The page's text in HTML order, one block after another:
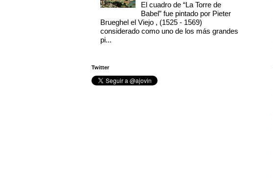
El cuadro de “La Torre de
Babel” fue pintado por Pieter
Brueghel el Viejo , (1525 - 1569)
considerado como uno de los más grandes
pi...
Twitter